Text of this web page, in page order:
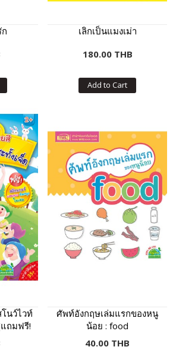
เลิกเป็นแมงเม่า
180.00 THB
Add to Cart
นว์ไวท์
ถมฟรี!
ศัพท์อังกฤษเล่มแรกของหนู
น้อย : food
40.00 THB